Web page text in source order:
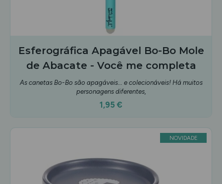
Esferográfica Apagável Bo-Bo Mole
de Abacate - Você me completa
As canetas Bo-Bo são apagáveis... e colecionáveis! Há muitos
personagens diferentes,
1,95 €
NOVIDADE